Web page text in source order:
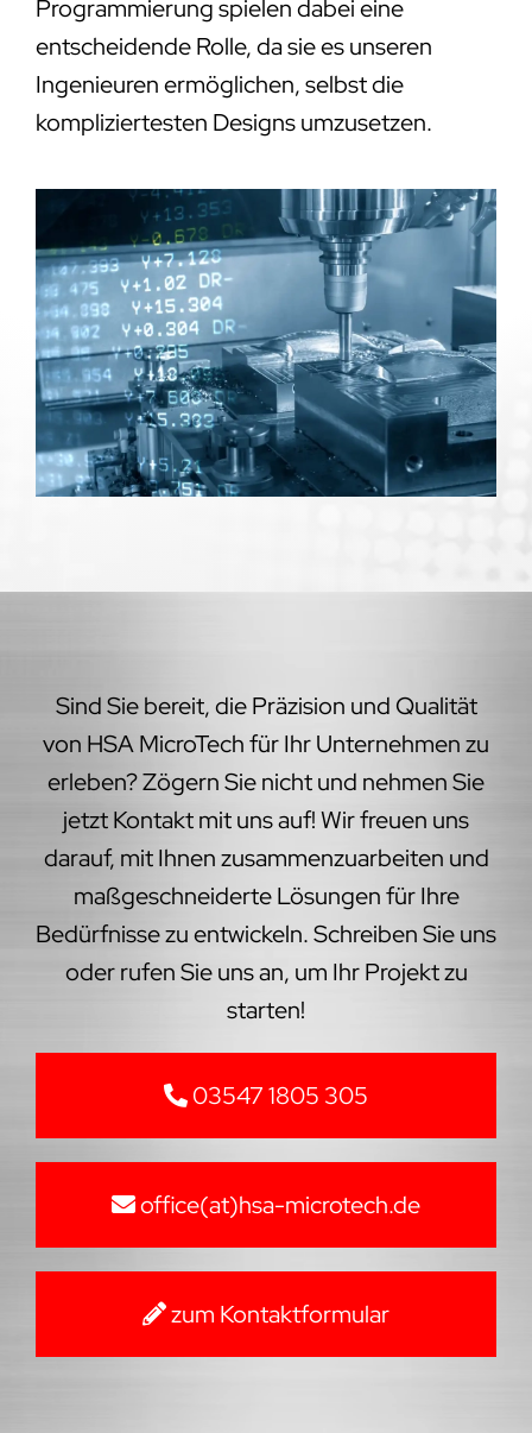
Programmierung spielen dabei eine
entscheidende Rolle, da sie es unseren
Ingenieuren ermöglichen, selbst die
kompliziertesten Designs umzusetzen.
Sind Sie bereit, die Präzision und Qualität
von HSA MicroTech für Ihr Unternehmen zu
erleben? Zögern Sie nicht und nehmen Sie
jetzt Kontakt mit uns auf! Wir freuen uns
darauf, mit Ihnen zusammenzuarbeiten und
maßgeschneiderte Lösungen für Ihre
Bedürfnisse zu entwickeln. Schreiben Sie uns
oder rufen Sie uns an, um Ihr Projekt zu
starten!
03547 1805 305
office(at)hsa-microtech.de
zum Kontaktformular